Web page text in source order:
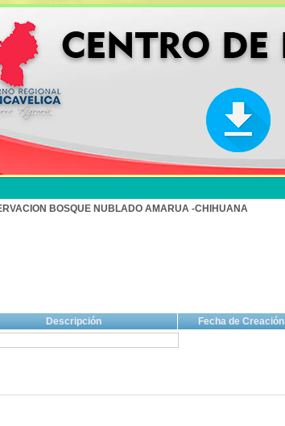
BOSQUE NUBLADO AMARUA -CHIHUANA
Descripción Fecha de Creación